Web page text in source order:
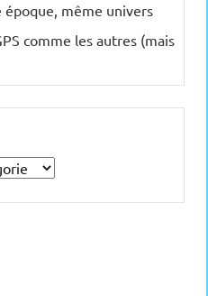
même univers
comme les autres (mais